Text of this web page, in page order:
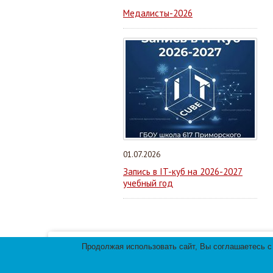
Медалисты-2026
01.07.2026
Запись в IT-куб на 2026-2027
учебный год
Продолжая использовать сайт, Вы соглашаетесь
Мы используем файлы cookies для